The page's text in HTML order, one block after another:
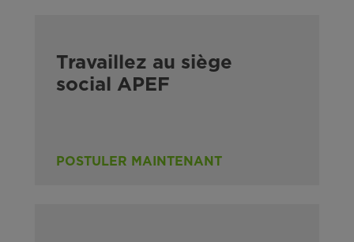
Travaillez au siège
social APEF
POSTULER MAINTENANT